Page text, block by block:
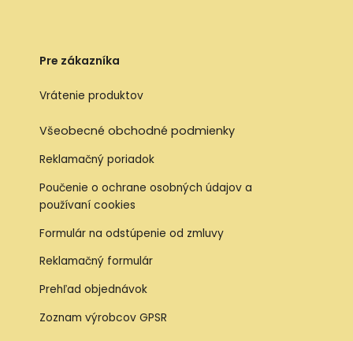
Pre zákazníka
Vrátenie produktov
Všeobecné obchodné podmienky
Reklamačný poriadok
Poučenie o ochrane osobných údajov a
používaní cookies
Formulár na odstúpenie od zmluvy
Reklamačný formulár
Prehľad objednávok
Zoznam výrobcov GPSR